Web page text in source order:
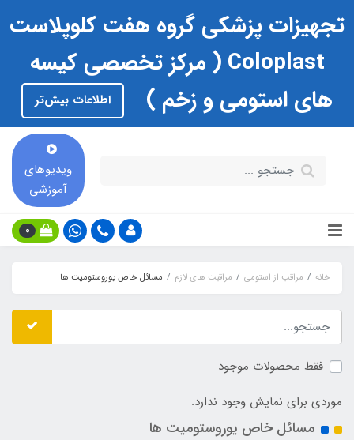
تجهیزات پزشکی گروه هفت کلوپلاست
Coloplast ( مرکز تخصصی کیسه
های استومی و زخم )
اطلاعات بیش‌تر
ویدیوهای
آموزشی
0
خانه مراقب از استومی مراقبت های لازم مسائل خاص یوروستومیت‏ ها
فقط محصولات موجود
موردی برای نمایش وجود ندارد.
مسائل خاص یوروستومیت‏ ها